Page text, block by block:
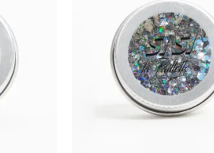
FAVORIS